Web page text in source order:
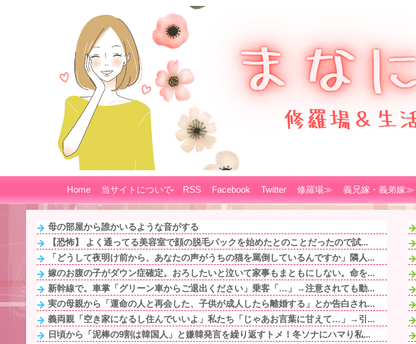
Home 当サイトについて RSS Facebook Twitter 修羅場≫ 義兄嫁・義弟嫁≫
母の部屋から誰かいるような音がする
【恐怖】 よく通ってる美容室で顔の脱毛パックを始めたとのことだったので試...
「どうして夜明け前から、あなたの声がうちの猫を罵倒しているんですか」隣人...
嫁のお腹の子がダウン症確定。おろしたいと泣いて家事もまともにしない。命を...
新幹線で。車掌「グリーン車からご退出ください」乗客「…」→注意されても動...
実の母親から「運命の人と再会した、子供が成人したら離婚する」とか告白され...
義両親「空き家になるし住んでいいよ」私たち「じゃあお言葉に甘えて…」→引...
日頃から「泥棒の9割は韓国人」と嫌韓発言を繰り返すトメ！冬ソナにハマり私...